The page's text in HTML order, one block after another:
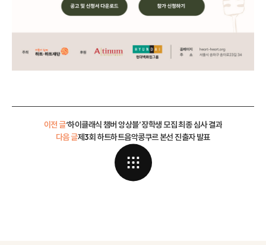
이전 글‘하이클래식 챔버 앙상블’ 장학생 모집 최종 심사 결과
제3회 하트하트음악콩쿠르 본선 진출자 발표
다음 글